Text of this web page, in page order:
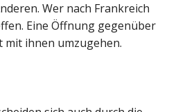
Wer nach Frankreich
Eine Öffnung gegenüber
mit ihnen umzugehen.